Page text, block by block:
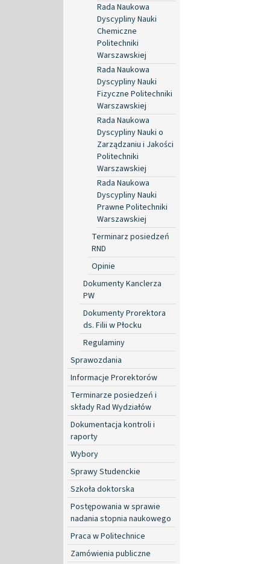
Rada Naukowa
Dyscypliny Nauki
Chemiczne
Politechniki
Warszawskiej
Rada Naukowa
Dyscypliny Nauki
Fizyczne Politechniki
Warszawskiej
Rada Naukowa
Dyscypliny Nauki o
Zarządzaniu i Jakości
Politechniki
Warszawskiej
Rada Naukowa
Dyscypliny Nauki
Prawne Politechniki
Warszawskiej
Terminarz posiedzeń
RND
Opinie
Dokumenty Kanclerza
PW
Dokumenty Prorektora
ds. Filii w Płocku
Regulaminy
Sprawozdania
Informacje Prorektorów
Terminarze posiedzeń i
składy Rad Wydziałów
Dokumentacja kontroli i
raporty
Wybory
Sprawy Studenckie
Szkoła doktorska
Postępowania w sprawie
nadania stopnia naukowego
Praca w Politechnice
Zamówienia publiczne